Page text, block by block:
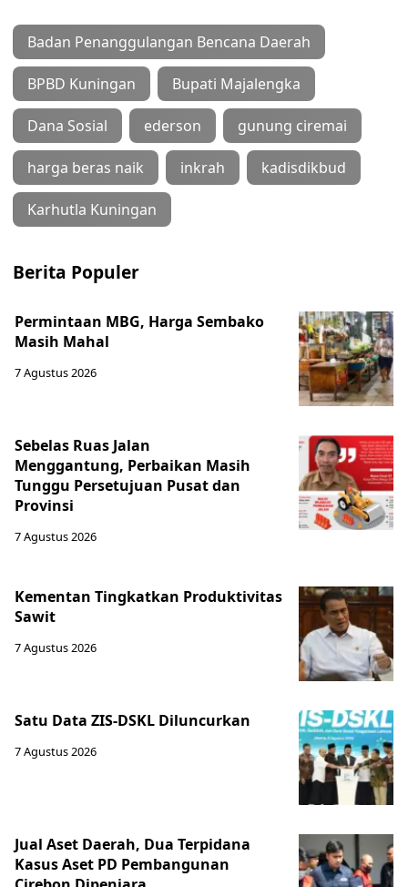
Badan Penanggulangan Bencana Daerah
BPBD Kuningan Bupati Majalengka
Dana Sosial ederson gunung ciremai
harga beras naik inkrah kadisdikbud
Karhutla Kuningan
Berita Populer
Permintaan MBG, Harga Sembako
Masih Mahal
7 Agustus 2026
Sebelas Ruas Jalan
Menggantung, Perbaikan Masih
Tunggu Persetujuan Pusat dan
Provinsi
7 Agustus 2026
Kementan Tingkatkan Produktivitas
Sawit
7 Agustus 2026
Satu Data ZIS-DSKL Diluncurkan
7 Agustus 2026
Jual Aset Daerah, Dua Terpidana
Kasus Aset PD Pembangunan